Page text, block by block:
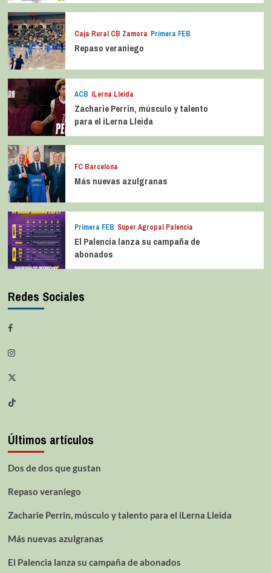
Caja Rural CB Zamora Primera FEB
Repaso veraniego
ACB iLerna Lleida
Zacharie Perrin, músculo y talento
para el iLerna Lleida
FC Barcelona
Más nuevas azulgranas
Primera FEB Super Agropal Palencia
El Palencia lanza su campaña de
abonados
Redes Sociales
Últimos artículos
Dos de dos que gustan
Repaso veraniego
Zacharie Perrin, músculo y talento para el iLerna Lleida
Más nuevas azulgranas
El Palencia lanza su campaña de abonados